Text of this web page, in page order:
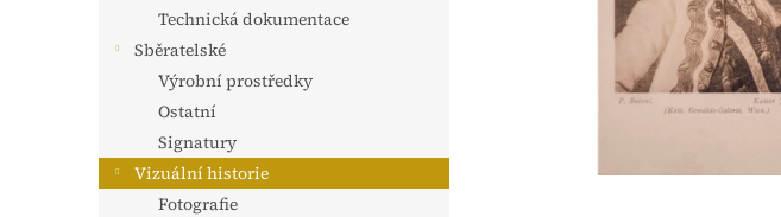
Technická dokumentace
Sběratelské
Výrobní prostředky
Ostatní
Signatury
Vizuální historie
Fotografie